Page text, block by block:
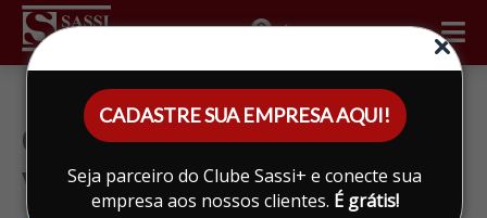
CADASTRE SUA EMPRESA AQUI!
Seja parceiro do Clube Sassi+ e conecte sua
empresa aos nossos clientes. É grátis!
ÁREA DO CLIENTE
CASA À VENDA EM BOA
VISTA, LIMEIRA